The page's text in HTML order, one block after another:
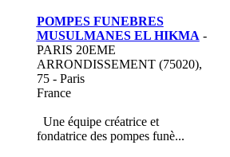
POMPES FUNEBRES
MUSULMANES EL HIKMA -
PARIS 20EME
ARRONDISSEMENT (75020),
75 - Paris
France
Une équipe créatrice et
fondatrice des pompes funè...